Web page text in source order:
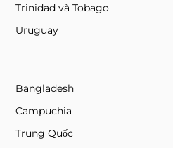
Trinidad và Tobago
Uruguay
Bangladesh
Campuchia
Trung Quốc